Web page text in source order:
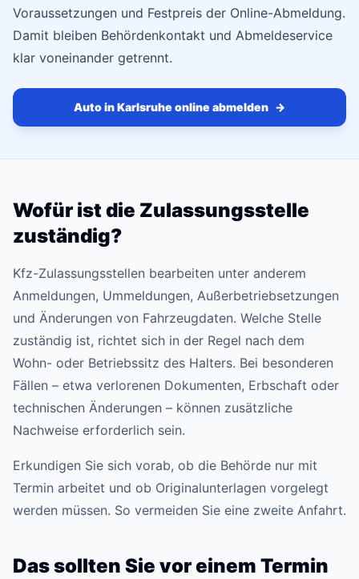
Voraussetzungen und Festpreis der Online-Abmeldung.
Damit bleiben Behördenkontakt und Abmeldeservice
klar voneinander getrennt.
Auto in Karlsruhe online abmelden →
Wofür ist die Zulassungsstelle
zuständig?
Kfz-Zulassungsstellen bearbeiten unter anderem
Anmeldungen, Ummeldungen, Außerbetriebsetzungen
und Änderungen von Fahrzeugdaten. Welche Stelle
zuständig ist, richtet sich in der Regel nach dem
Wohn- oder Betriebssitz des Halters. Bei besonderen
Fällen – etwa verlorenen Dokumenten, Erbschaft oder
technischen Änderungen – können zusätzliche
Nachweise erforderlich sein.
Erkundigen Sie sich vorab, ob die Behörde nur mit
Termin arbeitet und ob Originalunterlagen vorgelegt
werden müssen. So vermeiden Sie eine zweite Anfahrt.
Das sollten Sie vor einem Termin